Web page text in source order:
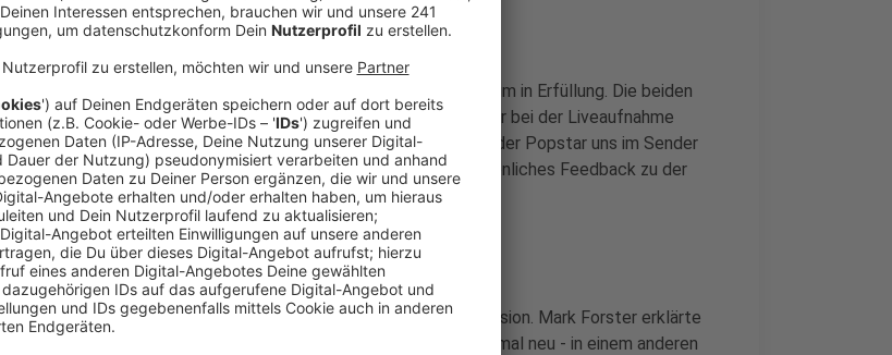
Anzeige
Für Angelina und ihre Mutter Kornelia ging in Paris kürzlich ein Traum in Erfüllung. Die beiden
eingefleischten Mark Forster-Fans durften ihrem Lieblingskünstler bei der Liveaufnahme
seines Albums "Liebe" lauschen. Nur wenige Wochen später - als der Popstar uns im Sender
besuchte - waren die beiden wieder dabei und gaben ihm ihr persönliches Feedback zu der
neuen Albumversion.
Anzeige
"Liebe" in schwarz-weiß: so lautet das Motto der neuen Albumversion. Mark Forster erklärte
uns, weshalb es überhaupt dazu kam, dass er sein Album noch einmal neu - in einem anderen